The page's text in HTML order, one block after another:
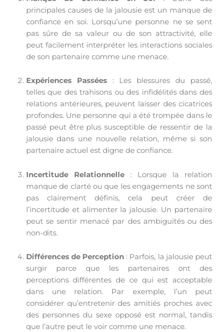
principales causes de la jalousie est un manque de
confiance en soi. Lorsqu’une personne ne se sent
pas sûre de sa valeur ou de son attractivité, elle
peut facilement interpréter les interactions sociales
de son partenaire comme une menace.
Expériences Passées: Les blessures du passé,
telles que des trahisons ou des infidélités dans des
relations antérieures, peuvent laisser des cicatrices
profondes. Une personne qui a été trompée dans le
passé peut être plus susceptible de ressentir de la
jalousie dans une nouvelle relation, même si son
partenaire actuel est digne de confiance.
Incertitude Relationnelle: Lorsque la relation
manque de clarté ou que les engagements ne sont
pas clairement définis, cela peut créer de
l’incertitude et alimenter la jalousie. Un partenaire
peut se sentir menacé par des ambiguïtés ou des
non-dits.
Différences de Perception : Parfois, la jalousie peut
surgir parce que les partenaires ont des
perceptions différentes de ce qui est acceptable
dans une relation. Par exemple, l’un peut
considérer qu’entretenir des amitiés proches avec
des personnes du sexe opposé est normal, tandis
que l’autre peut le voir comme une menace.